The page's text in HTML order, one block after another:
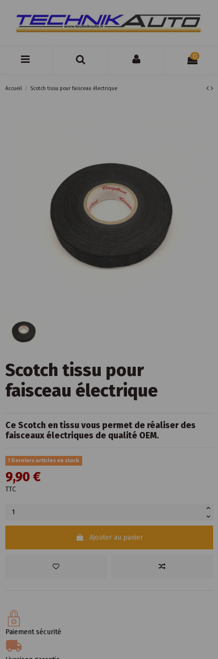
0
Accueil Scotch tissu pour faisceau électrique
Scotch tissu pour
faisceau électrique
Ce Scotch en tissu vous permet de réaliser des
faisceaux électriques de qualité OEM.
Derniers articles en stock
9,90 €
TTC
Ajouter au panier
Paiement sécurité